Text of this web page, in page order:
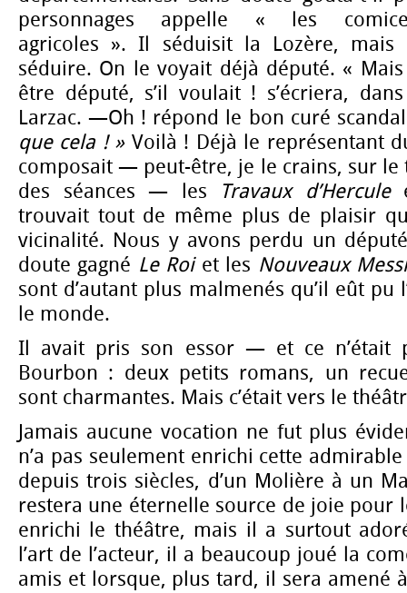
personnages appelle « les
agricoles ». Il séduisit la Lozère,
séduire. On le voyait déjà député. «
être député, s’il voulait ! s’écriera,
Larzac. —Oh ! répond le bon curé
que cela ! » Voilà ! Déjà le représentant
composait — peut-être, je le crains, sur le
des séances — les
Travaux d’Hercule
trouvait tout de même plus de plaisir
vicinalité. Nous y avons perdu un
doute gagné Le Roi et les Nouveaux
sont d’autant plus malmenés qu’il eût
le monde.
Il avait pris son essor — et ce n’était
Bourbon : deux petits romans, un
sont charmantes. Mais c’était vers le
Jamais aucune vocation ne fut plus
n’a pas seulement enrichi cette
depuis trois siècles, d’un Molière à un
restera une éternelle source de joie pour
enrichi le théâtre, mais il a surtout
l’art de l’acteur, il a beaucoup joué la
amis et lorsque, plus tard, il sera amené